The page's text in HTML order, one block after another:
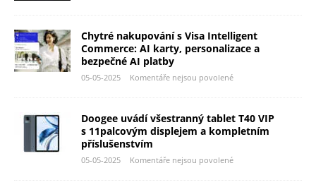
Chytré nakupování s Visa Intelligent
Commerce: AI karty, personalizace a
bezpečné AI platby
05-05-2025 Komentáře nejsou povolené
Doogee uvádí všestranný tablet T40 VIP
s 11palcovým displejem a kompletním
příslušenstvím
05-05-2025 Komentáře nejsou povolené